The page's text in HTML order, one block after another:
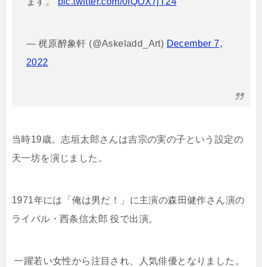
— 梶原醉象軒 (@Askeladd_Art) December 7,
2022
当時19歳。志垣太郎さんは吉宗の実の子という設定の
天一坊を演じました。
1971年には「俺は男だ！」に主演の森田健作さん演の
ライバル・ 西条信太郎 役で出演。
一躍若い女性から注目され、人気俳優となりました。